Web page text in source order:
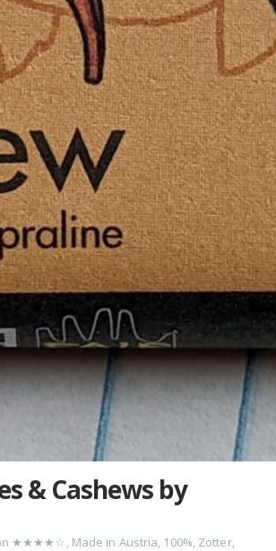
& Cashews by
★★★★☆, Made in Austria, 100%, Zotter,